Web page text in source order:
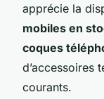
apprécie la
mobiles en
coques
d’accessoires
courants.